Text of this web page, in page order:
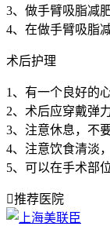
3、做手臂吸脂减
4、在做手臂吸脂
术后护理
1、有一个良好的
2、术后应穿戴弹
3、注意休息，不
4、注意饮食清淡
5、可以在手术部
推荐医院